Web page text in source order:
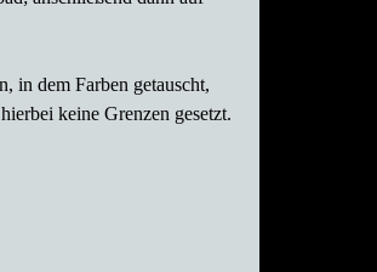
in dem Farben getauscht,
keine Grenzen gesetzt.